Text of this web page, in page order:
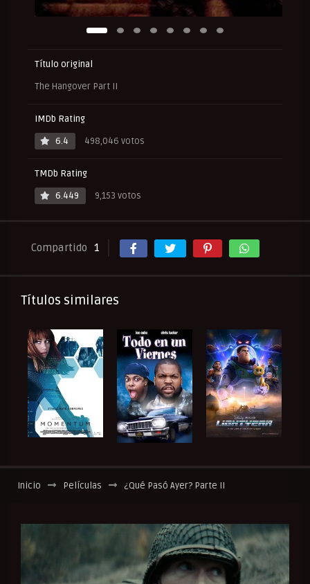
Título original
The Hangover Part II
IMDb Rating
6.4
498,046 votos
TMDb Rating
6.449
9,153 votos
Compartido 1
Títulos similares
Inicio Películas ¿Qué Pasó Ayer? Parte II